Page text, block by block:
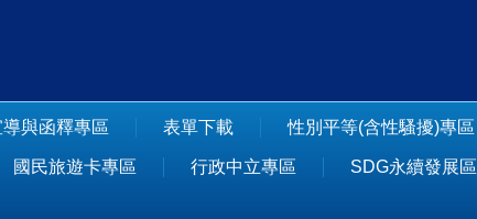
與函釋專區 表單下載 性別平等(含性騷擾)專區
國民旅遊卡專區 行政中立專區 SDG永續發展區